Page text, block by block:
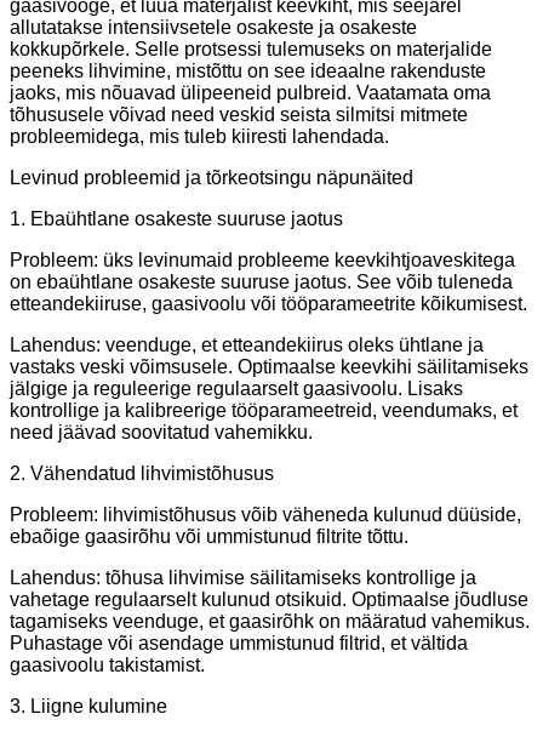
gaasivooge, et luua materjalist keevkiht, mis seejärel
allutatakse intensiivsetele osakeste ja osakeste
kokkupõrkele. Selle protsessi tulemuseks on materjalide
peeneks lihvimine, mistõttu on see ideaalne rakenduste
jaoks, mis nõuavad ülipeeneid pulbreid. Vaatamata oma
tõhususele võivad need veskid seista silmitsi mitmete
probleemidega, mis tuleb kiiresti lahendada.
Levinud probleemid ja tõrkeotsingu näpunäited
1. Ebaühtlane osakeste suuruse jaotus
Probleem: üks levinumaid probleeme keevkihtjoaveskitega
on ebaühtlane osakeste suuruse jaotus. See võib tuleneda
etteandekiiruse, gaasivoolu või tööparameetrite kõikumisest.
Lahendus: veenduge, et etteandekiirus oleks ühtlane ja
vastaks veski võimsusele. Optimaalse keevkihi säilitamiseks
jälgige ja reguleerige regulaarselt gaasivoolu. Lisaks
kontrollige ja kalibreerige tööparameetreid, veendumaks, et
need jäävad soovitatud vahemikku.
2. Vähendatud lihvimistõhusus
Probleem: lihvimistõhusus võib väheneda kulunud düüside,
ebaõige gaasirõhu või ummistunud filtrite tõttu.
Lahendus: tõhusa lihvimise säilitamiseks kontrollige ja
vahetage regulaarselt kulunud otsikuid. Optimaalse jõudluse
tagamiseks veenduge, et gaasirõhk on määratud vahemikus.
Puhastage või asendage ummistunud filtrid, et vältida
gaasivoolu takistamist.
3. Liigne kulumine